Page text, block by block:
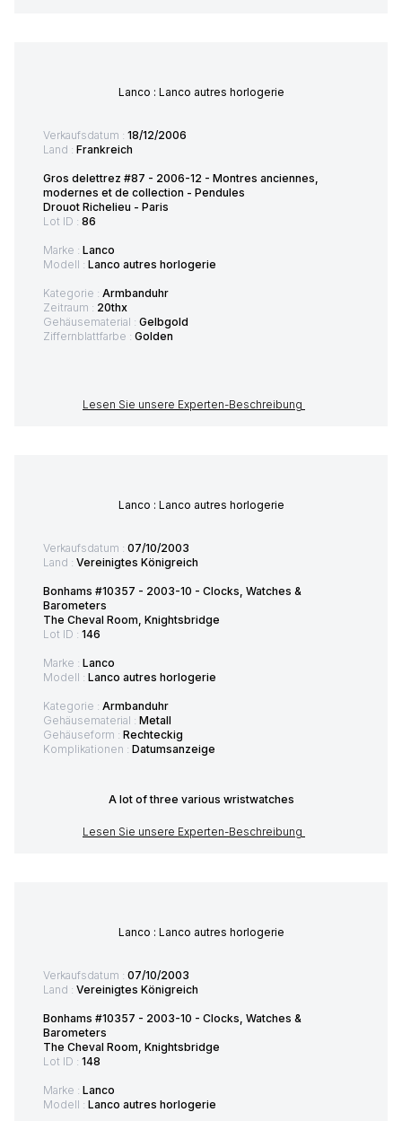
Lanco : Lanco autres horlogerie
Verkaufsdatum : 18/12/2006
Land : Frankreich
Gros delettrez #87 - 2006-12 - Montres anciennes,
modernes et de collection - Pendules
Drouot Richelieu - Paris
Lot ID : 86
Marke : Lanco
Modell : Lanco autres horlogerie
Kategorie : Armbanduhr
Zeitraum : 20thx
Gehäusematerial : Gelbgold
Ziffernblattfarbe : Golden
Lesen Sie unsere Experten-Beschreibung
Lanco : Lanco autres horlogerie
Verkaufsdatum : 07/10/2003
Land : Vereinigtes Königreich
Bonhams #10357 - 2003-10 - Clocks, Watches &
Barometers
The Cheval Room, Knightsbridge
Lot ID : 146
Marke : Lanco
Modell : Lanco autres horlogerie
Kategorie : Armbanduhr
Gehäusematerial : Metall
Gehäuseform : Rechteckig
Komplikationen : Datumsanzeige
A lot of three various wristwatches
Lesen Sie unsere Experten-Beschreibung
Lanco : Lanco autres horlogerie
Verkaufsdatum : 07/10/2003
Land : Vereinigtes Königreich
Bonhams #10357 - 2003-10 - Clocks, Watches &
Barometers
The Cheval Room, Knightsbridge
Lot ID : 148
Marke : Lanco
Modell : Lanco autres horlogerie